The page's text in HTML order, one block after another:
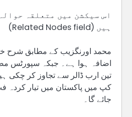
اس سیکشن میں متعلقہ
ہیں (Related Nodes field)
اضافہ ہوا ہے۔ جبکہ سپورٹس
تین ارب ڈالر سے تجاوز کر چکی
کپ میں پاکستان میں تیار کردہ
جائے گا۔